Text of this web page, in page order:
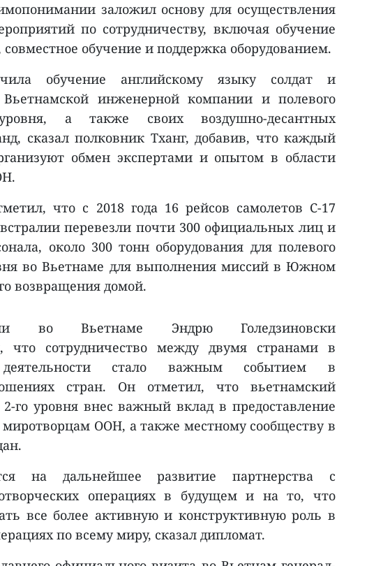
заложил основу для осуществления
по сотрудничеству, включая обучение
совместное обучение и поддержка оборудованием.
обучение английскому языку солдат и
инженерной компании и полевого
а также своих воздушно-десантных
сказал полковник Тханг, добавив, что каждый
обмен экспертами и опытом в области
что с 2018 года 16 рейсов самолетов C-17
перевезли почти 300 официальных лиц и
около 300 тонн оборудования для полевого
во Вьетнаме для выполнения миссий в Южном
возвращения домой.
во Вьетнаме Эндрю Голедзиновски
что сотрудничество между двумя странами в
деятельности стало важным событием в
стран. Он отметил, что вьетнамский
2-го уровня внес важный вклад в предоставление
миротворцам ООН, а также местному сообществу в
на дальнейшее развитие партнерства с
операциях в будущем и на то, что
все более активную и конструктивную роль в
по всему миру, сказал дипломат.